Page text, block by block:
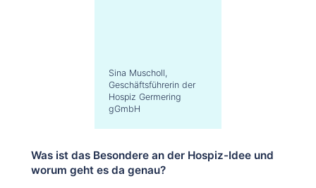
Sina Muscholl,
Geschäftsführerin der
Hospiz Germering
gGmbH
Was ist das Besondere an der Hospiz-Idee und
worum geht es da genau?